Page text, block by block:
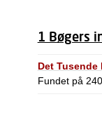
1 Bøgers
Det
Fundet på